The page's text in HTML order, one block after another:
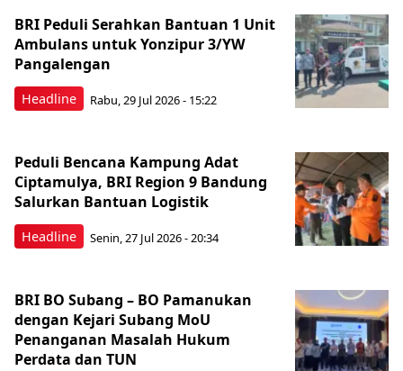
Headline
BRI Peduli Serahkan Bantuan 1 Unit
Ambulans untuk Yonzipur 3/YW
Pangalengan
Rabu, 29 Jul 2026 - 15:22
Headline
Peduli Bencana Kampung Adat
Ciptamulya, BRI Region 9 Bandung
Salurkan Bantuan Logistik
Senin, 27 Jul 2026 - 20:34
BRI BO Subang – BO Pamanukan
dengan Kejari Subang MoU
Penanganan Masalah Hukum
Perdata dan TUN